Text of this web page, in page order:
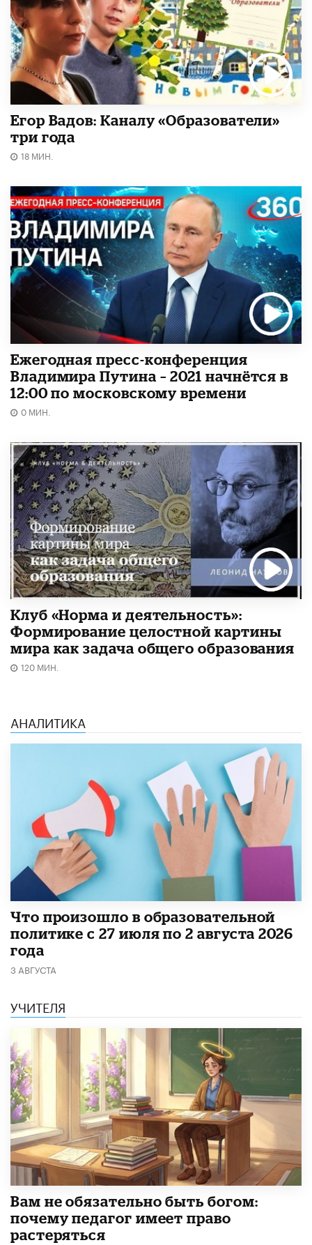
Егор Вадов: Каналу «Образователи»
три года
18 МИН.
Ежегодная пресс-конференция
Владимира Путина – 2021 начнётся в
12:00 по московскому времени
0 МИН.
Клуб «Норма и деятельность»:
Формирование целостной картины
мира как задача общего образования
120 МИН.
АНАЛИТИКА
​Что произошло в образовательной
политике с 27 июля по 2 августа 2026
года
3 АВГУСТА
УЧИТЕЛЯ
​Вам не обязательно быть богом:
почему педагог имеет право
растеряться